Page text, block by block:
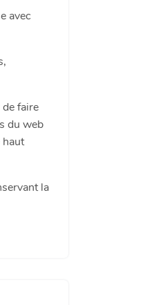
avec
faire
du web
haut
la